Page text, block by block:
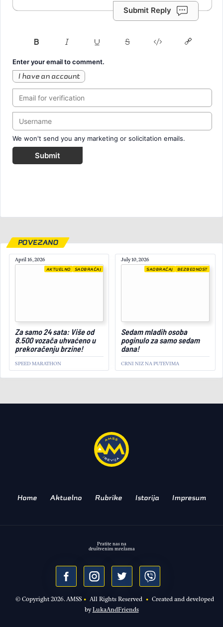
Submit Reply
Enter your email to comment.
I have an account
We won't send you any marketing or solicitation emails.
Submit
POVEZANO
April 16, 2026
Za samo 24 sata: Više od
8.500 vozača uhvaćeno u
prekoračenju brzine!
SPEED MARATHON
AKTUELNO SAOBRAĆAJ
July 10, 2026
Sedam mladih osoba
poginulo za samo sedam
dana!
CRNI NIZ NA PUTEVIMA
SAOBRAĆAJ BEZBEDNOST
August 13, 2025
u iznenadnim situacijama u
Home Aktuelno Rubrike Istorija Impresum
© Copyright2026. AMSS• All Rights Reserved • Created and developed
byLukaAndFriends
Pratite nas na
društvenim mrežama